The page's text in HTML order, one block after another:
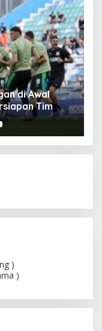
di Awal
Tim
)
)